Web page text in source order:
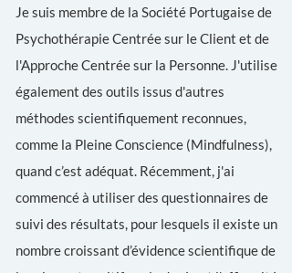
Je suis membre de la Société Portugaise de
Psychothérapie Centrée sur le Client et de
l'Approche Centrée sur la Personne. J'utilise
également des outils issus d'autres
méthodes scientifiquement reconnues,
comme la Pleine Conscience (Mindfulness),
quand c’est adéquat. Récemment, j'ai
commencé à utiliser des questionnaires de
suivi des résultats, pour lesquels il existe un
nombre croissant d’évidence scientifique de